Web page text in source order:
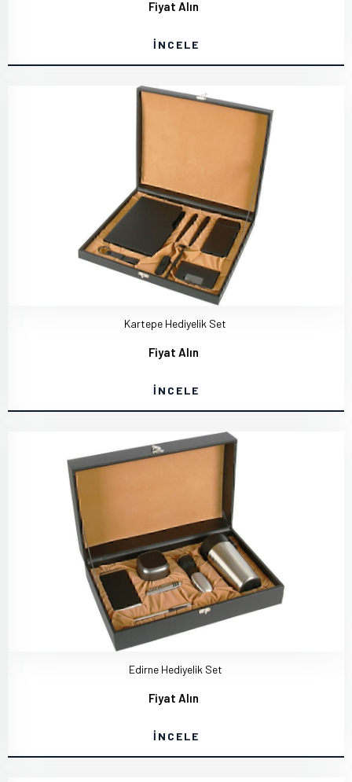
Fiyat Alın
İNCELE
Kartepe Hediyelik Set
Fiyat Alın
İNCELE
Edirne Hediyelik Set
Fiyat Alın
İNCELE